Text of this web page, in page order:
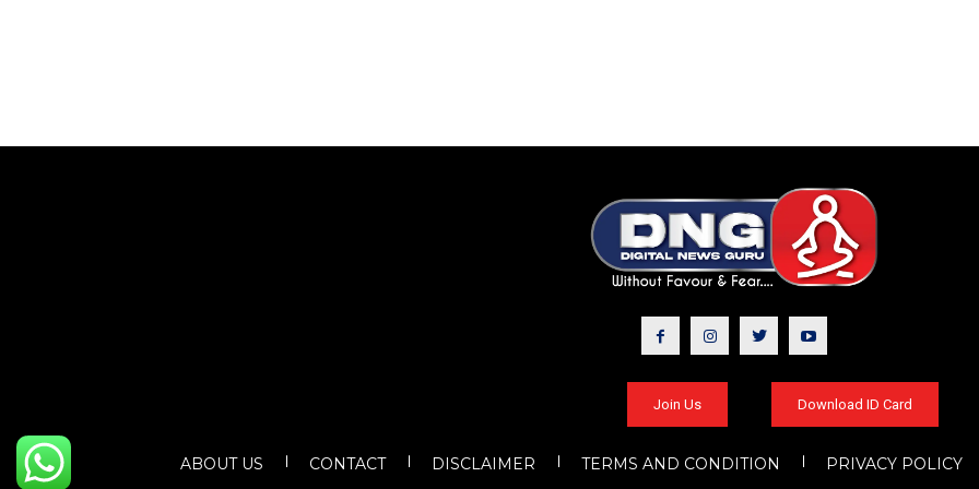
Join Us Download ID Card
ABOUT US CONTACT DISCLAIMER TERMS AND CONDITION PRIVACY POLICY